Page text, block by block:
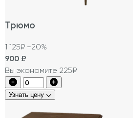
Трюмо
1 125₽ −20%
900 ₽
Вы экономите 225₽
Узнать цену